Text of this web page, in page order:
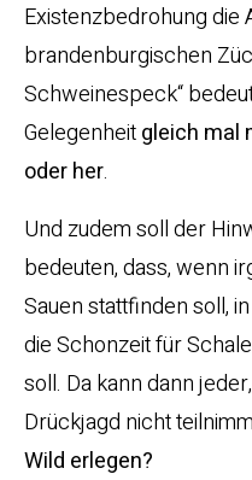
Existenzbedrohung die
brandenburgischen
Schweinespeck“
Gelegenheitgleich mal
oder her.
Und zudem soll der
bedeuten, dass, wenn
Sauen stattfinden soll, in
die Schonzeit für
soll. Da kann dann
Drückjagd nicht
Wild erlegen?